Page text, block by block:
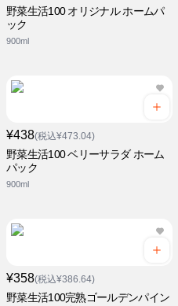
野菜生活100 オリジナル ホームパ
ック
900ml
¥438(税込¥473.04)
野菜生活100 ベリーサラダ ホーム
パック
900ml
¥358(税込¥386.64)
野菜生活100完熟ゴールデンパイン